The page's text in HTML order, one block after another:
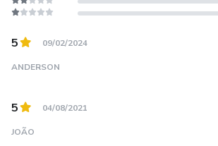
5 09/02/2024
ANDERSON
5 04/08/2021
JOÃO